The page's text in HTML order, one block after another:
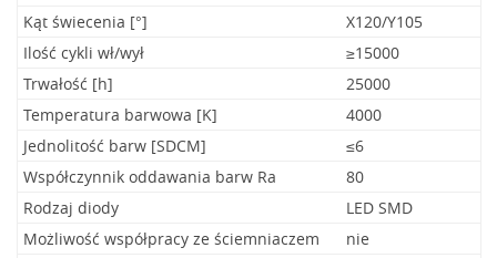
Kąt świecenia [°]
X120/Y105
Ilość cykli wł/wył
≥15000
Trwałość [h]
25000
Temperatura barwowa [K]
4000
Jednolitość barw [SDCM]
≤6
Współczynnik oddawania barw Ra
80
Rodzaj diody
LED SMD
Możliwość współpracy ze ściemniaczem
nie